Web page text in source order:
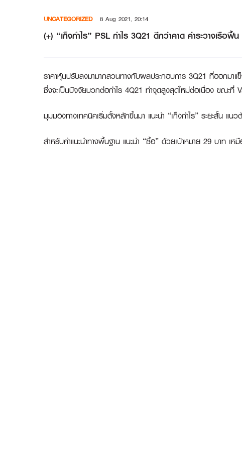
UNCATEGORIZED 8 Aug 2021, 20:14
(+) “เก็งกำไร” PSL กำไร 3Q21 ดีกว่าคาด ค่าระวางเรือฟื้น
ราคาหุ้นปรับลงมามากสวนทางกับผลประกอบการ 3Q21 ที่ออกม
ซึ่งจะเป็นปัจจัยบวกต่อกำไร 4Q21 ทำจุดสูงสุดใหม่ต่อเนื่อง ขณะที่
มุมมองทางเทคนิคเริ่มตั้งหลักขึ้นมา แนะนำ “เก็งกำไร” ระยะสั้น แน
สำหรับคำแนะนำทางพื้นฐาน แนะนำ “ซื้อ” ด้วยเป้าหมาย 29 บาท เห